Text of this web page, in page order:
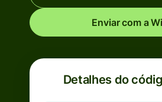
Enviar com a
Detalhes do